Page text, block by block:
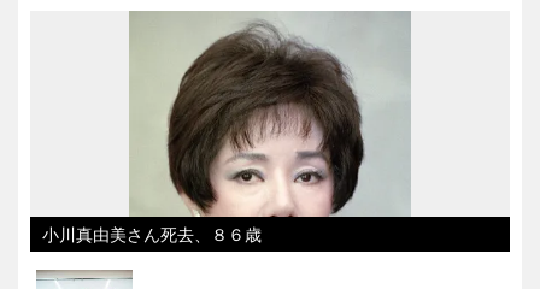
小川真由美さん死去、８６歳